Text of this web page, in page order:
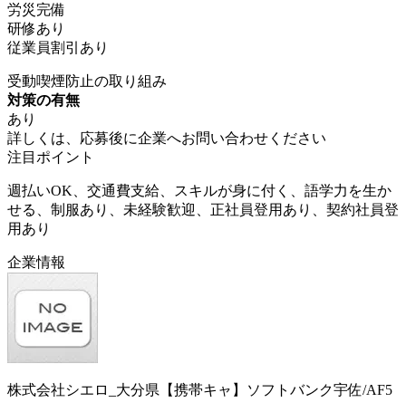
労災完備
研修あり
従業員割引あり
受動喫煙防止の取り組み
対策の有無
あり
詳しくは、応募後に企業へお問い合わせください
注目ポイント
週払いOK、交通費支給、スキルが身に付く、語学力を生か
せる、制服あり、未経験歓迎、正社員登用あり、契約社員登
用あり
企業情報
株式会社シエロ_大分県【携帯キャ】ソフトバンク宇佐/AF5